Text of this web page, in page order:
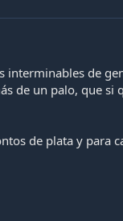
interminables de
de un palo, que
de plata y para